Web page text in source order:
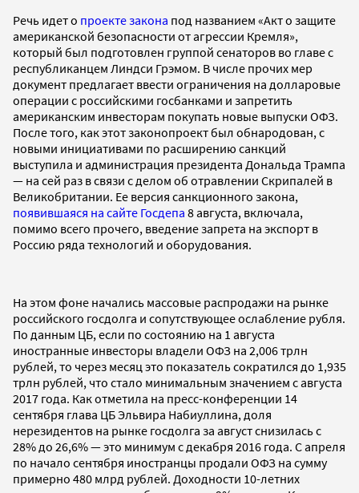
Речь идет о проекте закона под названием «Акт о защите
американской безопасности от агрессии Кремля»,
который был подготовлен группой сенаторов во главе с
республиканцем Линдси Грэмом. В числе прочих мер
документ предлагает ввести ограничения на долларовые
операции с российскими госбанками и запретить
американским инвесторам покупать новые выпуски ОФЗ.
После того, как этот законопроект был обнародован, с
новыми инициативами по расширению санкций
выступила и администрация президента Дональда Трампа
— на сей раз в связи с делом об отравлении Скрипалей в
Великобритании. Ее версия санкционного закона,
появившаяся на сайте Госдепа 8 августа, включала,
помимо всего прочего, введение запрета на экспорт в
Россию ряда технологий и оборудования.
На этом фоне начались массовые распродажи на рынке
российского госдолга и сопутствующее ослабление рубля.
По данным ЦБ, если по состоянию на 1 августа
иностранные инвесторы владели ОФЗ на 2,006 трлн
рублей, то через месяц это показатель сократился до 1,935
трлн рублей, что стало минимальным значением с августа
2017 года. Как отметила на пресс-конференции 14
сентября глава ЦБ Эльвира Набиуллина, доля
нерезидентов на рынке госдолга за август снизилась с
28% до 26,6% — это минимум с декабря 2016 года. С апреля
по начало сентября иностранцы продали ОФЗ на сумму
примерно 480 млрд рублей. Доходности 10-летних